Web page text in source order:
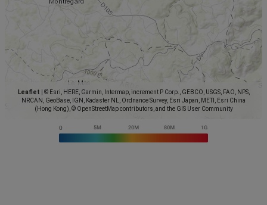
Leaflet
© Esri, HERE, Garmin, Intermap, increment P Corp., GEBCO, USGS, FAO, NPS,
NRCAN, GeoBase, IGN, Kadaster NL, Ordnance Survey, Esri Japan, METI, Esri China
(Hong Kong), © OpenStreetMap contributors, and the GIS User Community